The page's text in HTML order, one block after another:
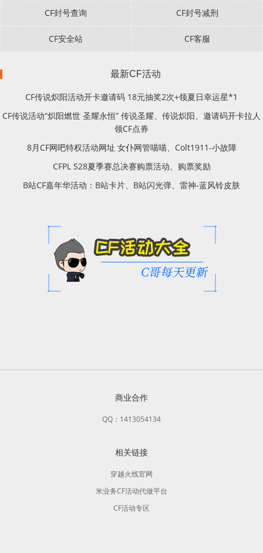
CF封号查询 CF封号减刑
CF安全站 CF客服
最新CF活动
CF传说炽阳活动开卡邀请码 18元抽奖2次+领夏日幸运星*1
CF传说活动“炽阳燃世 圣耀永恒” 传说圣耀、传说炽阳、邀请码开卡拉人
领CF点券
8月CF网吧特权活动网址 女仆网管喵喵、Colt1911-小故障
CFPL S28夏季赛总决赛购票活动、购票奖励
B站CF嘉年华活动：B站卡片、B站闪光弹、雷神-蓝风铃皮肤
商业合作
QQ：1413054134
相关链接
穿越火线官网
米业务CF活动代做平台
CF活动专区